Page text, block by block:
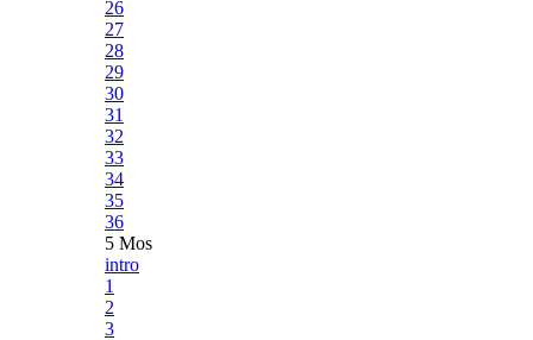
26
27
28
29
30
31
32
33
34
35
36
5 Mos
intro
1
2
3